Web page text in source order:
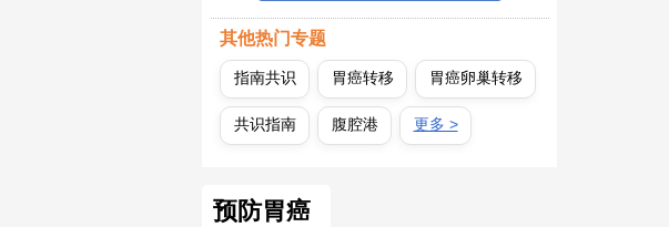
其他热门专题
指南共识 胃癌转移 胃癌卵巢转移
共识指南 腹腔港 更多 >
预防胃癌